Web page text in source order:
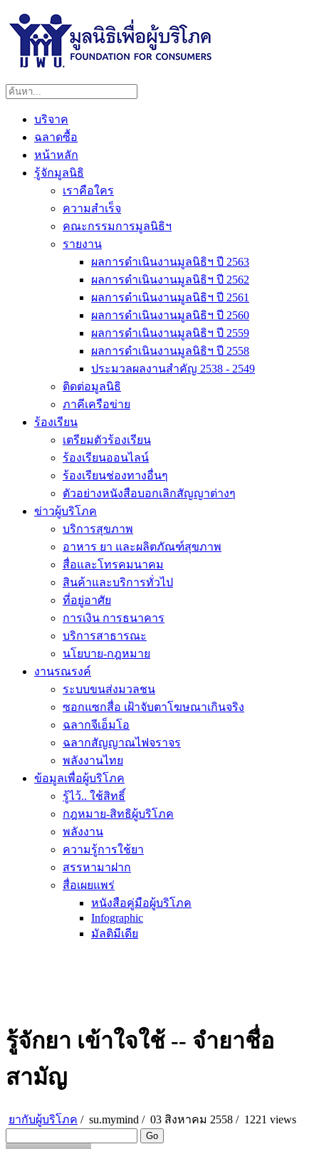
บริจาค
ฉลาดซื้อ
หน้าหลัก
รู้จักมูลนิธิ
เราคือใคร
ความสำเร็จ
คณะกรรมการมูลนิธิฯ
รายงาน
ผลการดำเนินงานมูลนิธิฯ ปี 2563
ผลการดำเนินงานมูลนิธิฯ ปี 2562
ผลการดำเนินงานมูลนิธิฯ ปี 2561
ผลการดำเนินงานมูลนิธิฯ ปี 2560
ผลการดำเนินงานมูลนิธิฯ ปี 2559
ผลการดำเนินงานมูลนิธิฯ ปี 2558
ประมวลผลงานสำคัญ 2538 - 2549
ติดต่อมูลนิธิ
ภาคีเครือข่าย
ร้องเรียน
เตรียมตัวร้องเรียน
ร้องเรียนออนไลน์
ร้องเรียนช่องทางอื่นๆ
ตัวอย่างหนังสือบอกเลิกสัญญาต่างๆ
ข่าวผู้บริโภค
บริการสุขภาพ
อาหาร ยา และผลิตภัณฑ์สุขภาพ
สื่อและโทรคมนาคม
สินค้าและบริการทั่วไป
ที่อยู่อาศัย
การเงิน การธนาคาร
บริการสาธารณะ
นโยบาย-กฎหมาย
งานรณรงค์
ระบบขนส่งมวลชน
ซอกแซกสื่อ เฝ้าจับตาโฆษณาเกินจริง
ฉลากจีเอ็มโอ
ฉลากสัญญาณไฟจราจร
พลังงานไทย
ข้อมูลเพื่อผู้บริโภค
รู้ไว้.. ใช้สิทธิ์
กฎหมาย-สิทธิผู้บริโภค
พลังงาน
ความรู้การใช้ยา
สรรหามาฝาก
สื่อเผยแพร่
หนังสือคู่มือผู้บริโภค
Infographic
มัลติมีเดีย
รู้จักยา เข้าใจใช้ -- จำยาชื่อ
สามัญ
ยากับผู้บริโภค / su.mymind / 03 สิงหาคม 2558 / 1221 views
Go